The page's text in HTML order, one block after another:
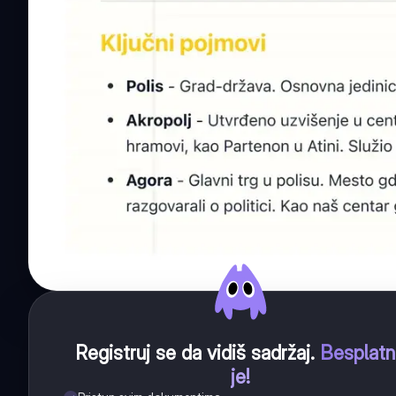
Registruj se da vidiš sadržaj.
je!